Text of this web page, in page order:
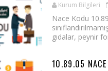
Kurum Bilgileri
Nace Kodu
gıdalar, peynir
10.89.05 NACE